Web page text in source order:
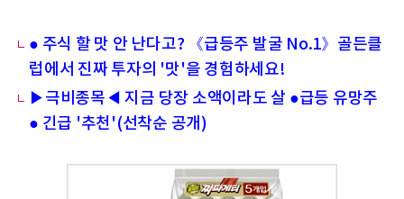
● 주식 할 맛 안 난다고? 《급등주 발굴 No.1》골든클
럽에서 진짜 투자의 '맛'을 경험하세요!
▶극비종목◀ 지금 당장 소액이라도 살 ●급등 유망주
● 긴급 '추천'(선착순 공개)